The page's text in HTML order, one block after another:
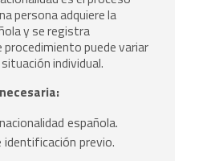
persona adquiere la
y se registra
puede variar
individual.
española.
previo.